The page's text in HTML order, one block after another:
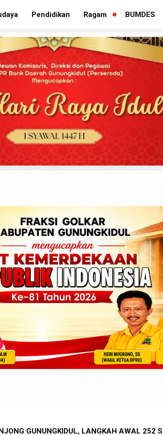
Pendidikan Ragam
PERLUAS
BUMDES
MONGGOL, TERBANYAK